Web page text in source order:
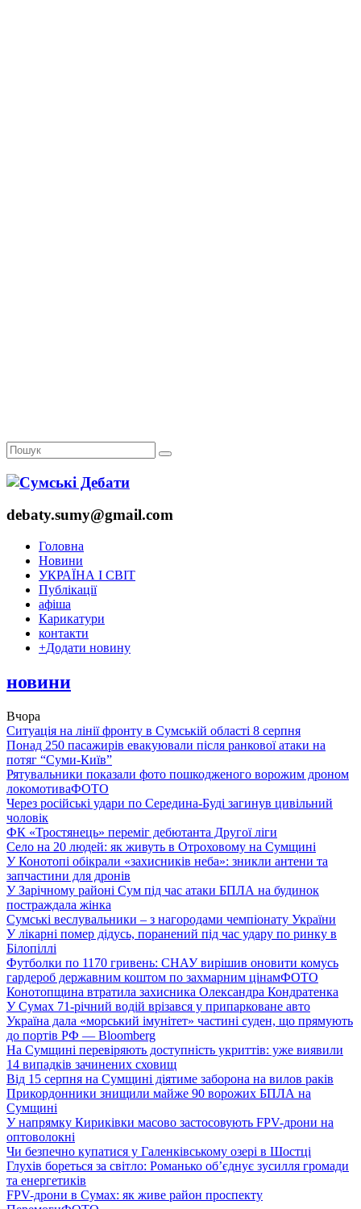
debaty.sumy@gmail.com
Головна
Новини
УКРАЇНА І СВІТ
Публікації
афіша
Карикатури
контакти
+Додати новину
новини
Вчора
Ситуація на лінії фронту в Сумській області 8 серпня
Понад 250 пасажирів евакуювали після ранкової атаки на
потяг “Суми-Київ”
Рятувальники показали фото пошкодженого ворожим дроном
локомотиваФОТО
Через російські удари по Середина-Буді загинув цивільний
чоловік
ФК «Тростянець» переміг дебютанта Другої ліги
Село на 20 людей: як живуть в Отроховому на Сумщині
У Конотопі обікрали «захисників неба»: зникли антени та
запчастини для дронів
У Зарічному районі Сум під час атаки БПЛА на будинок
постраждала жінка
Сумські веслувальники – з нагородами чемпіонату України
У лікарні помер дідусь, поранений під час удару по ринку в
Білопіллі
Футболки по 1170 гривень: СНАУ вирішив оновити комусь
гардероб державним коштом по захмарним цінамФОТО
Конотопщина втратила захисника Олександра Кондратенка
У Сумах 71-річний водій врізався у припарковане авто
Україна дала «морський імунітет» частині суден, що прямують
до портів РФ — Bloomberg
На Сумщині перевіряють доступність укриттів: уже виявили
14 випадків зачинених сховищ
Від 15 серпня на Сумщині діятиме заборона на вилов раків
Прикордонники знищили майже 90 ворожих БПЛА на
Сумщині
У напрямку Кириківки масово застосовують FPV-дрони на
оптоволокні
Чи безпечно купатися у Галенківському озері в Шостці
Глухів бореться за світло: Романько об’єднує зусилля громади
та енергетиків
FPV-дрони в Сумах: як живе район проспекту